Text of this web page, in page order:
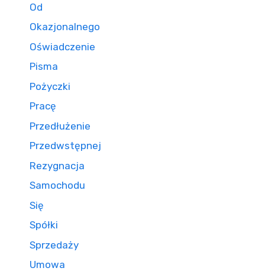
Od
Okazjonalnego
Oświadczenie
Pisma
Pożyczki
Pracę
Przedłużenie
Przedwstępnej
Rezygnacja
Samochodu
Się
Spółki
Sprzedaży
Umowa